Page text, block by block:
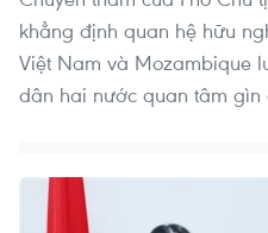
khẳng định quan hệ hữu
Việt Nam và Mozambique
dân hai nước quan tâm gìn